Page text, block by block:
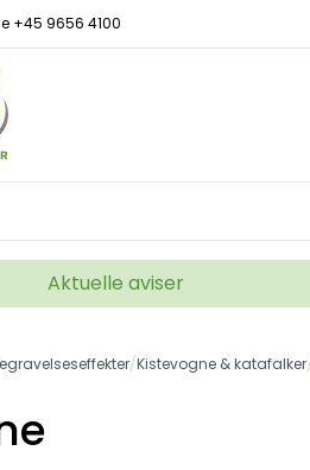
+45 9656 4100
Aktuelle aviser
/Kistevogne & katafalker